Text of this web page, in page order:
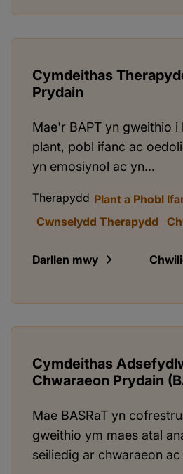
Cymdeithas
Prydain
Mae'r BAPT yn gweithio i
plant, pobl ifanc ac
yn emosiynol ac yn...
Therapydd Plant a Phobl
Cwnselydd Therapydd
Darllen mwy
Cymdeithas
Chwaraeon Prydain
Mae BASRaT yn
gweithio ym maes atal
seiliedig ar chwaraeon